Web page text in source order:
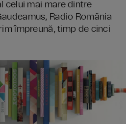
celui mai mare dintre
Radio România
împreună, timp de cinci